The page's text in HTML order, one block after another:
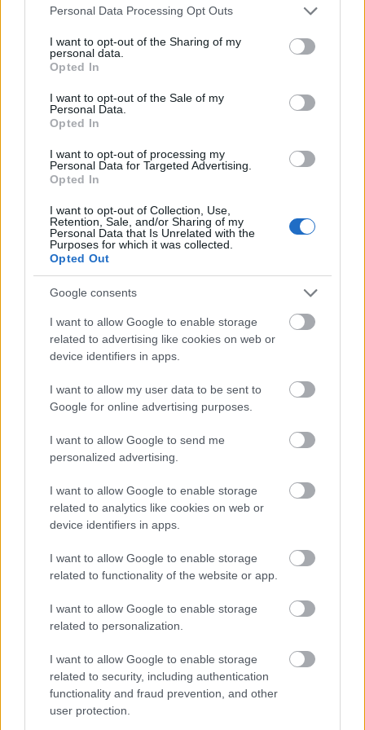
Please note that this website/app uses one or more Google
not limited to your visit or usage behaviour. You may click to
grant or deny consent to Google and its third-party tags to
use your data for below specified purposes in below Google
consent section.
Personal Data Processing Opt Outs
I want to opt-out of the Sharing of my
personal data.
Opted In
I want to opt-out of the Sale of my
Personal Data.
Opted In
I want to opt-out of processing my
Personal Data for Targeted Advertising.
Opted In
I want to opt-out of Collection, Use,
Retention, Sale, and/or Sharing of my
Personal Data that Is Unrelated with the
Purposes for which it was collected.
Opted Out
Google consents
I want to allow Google to enable storage
related to advertising like cookies on web or
device identifiers in apps.
I want to allow my user data to be sent to
Google for online advertising purposes.
I want to allow Google to send me
personalized advertising.
I want to allow Google to enable storage
related to analytics like cookies on web or
device identifiers in apps.
I want to allow Google to enable storage
related to functionality of the website or app.
I want to allow Google to enable storage
related to personalization.
I want to allow Google to enable storage
related to security, including authentication
functionality and fraud prevention, and other
user protection.
olyan, mintha magából az Atlanti-óceánból
nőnének ki. Lábánál tengerparti sziklákat és a
homokdűnéket találunk. További érdekesség,
hogy a fekete homokban minden lábnyomot
látni lehet, így nap végén jól áltható, hogy
Hallgrímskirkja, Izland – Tudnivalók,
történelme
2024. január 11.
Izland fővárosában, Reykjavíkban található a
Hallgrímskirkja (magyarul: Hallgrímur
evangélikus templom), egy ikonikus és
lenyűgöző építészeti csoda. A templom Izland
legmagasabb épülete, és nemcsak vallási
szempontból vált fontossá, hanem az izlandi
kultúra és történelem szimbólumaként is. Az
1929-ben kiírt ötletpályázaton kikötötték, hogy
alkalmas, és legyen egy magas tornya, amelyet
a közelgő izlandi "műsorszórásra" lehetne
Langisjór (Izland) – Izland legtisztább
tava
2024. január 9.
A 27 km2 területű Langisjór egy varázslatos tó